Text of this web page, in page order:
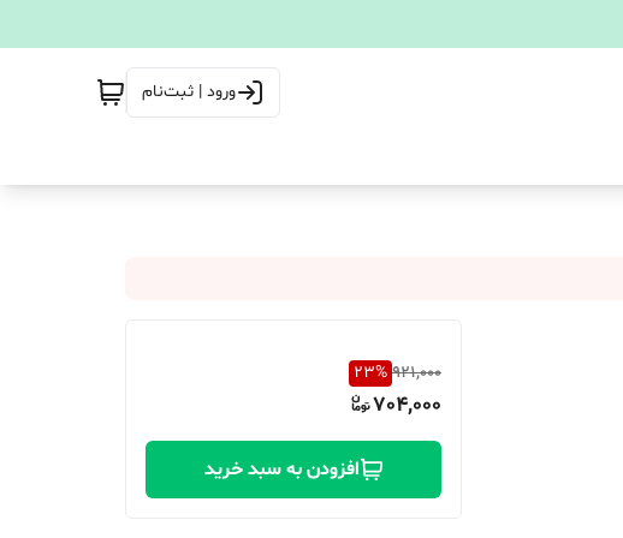
ورود | ثبت‌نام
921,000
23%
704,000
افزودن به سبد خرید